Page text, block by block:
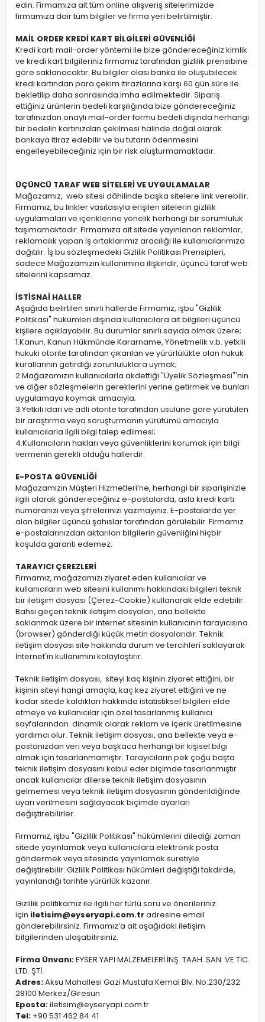
edin. Firmamıza ait tüm online alışveriş sitelerimizde
firmamıza dair tüm bilgiler ve firma yeri belirtilmiştir.
MAİL ORDER KREDİ KART BİLGİLERİ GÜVENLİĞİ
Kredi kartı mail-order yöntemi ile bize göndereceğiniz kimlik
ve kredi kart bilgileriniz firmamız tarafından gizlilik prensibine
göre saklanacaktır. Bu bilgiler olası banka ile oluşubilecek
kredi kartından para çekim itirazlarına karşı 60 gün süre ile
bekletilip daha sonrasında imha edilmektedir. Sipariş
ettiğiniz ürünlerin bedeli karşılığında bize göndereceğiniz
tarafınızdan onaylı mail-order formu bedeli dışında herhangi
bir bedelin kartınızdan çekilmesi halinde doğal olarak
bankaya itiraz edebilir ve bu tutarın ödenmesini
engelleyebileceğiniz için bir risk oluşturmamaktadır.
ÜÇÜNCÜ TARAF WEB SİTELERİ VE UYGULAMALAR
Mağazamız, web sitesi dâhilinde başka sitelere link verebilir.
Firmamız, bu linkler vasıtasıyla erişilen sitelerin gizlilik
uygulamaları ve içeriklerine yönelik herhangi bir sorumluluk
taşımamaktadır. Firmamıza ait sitede yayınlanan reklamlar,
reklamcılık yapan iş ortaklarımız aracılığı ile kullanıcılarımıza
dağıtılır. İş bu sözleşmedeki Gizlilik Politikası Prensipleri,
sadece Mağazamızın kullanımına ilişkindir, üçüncü taraf web
sitelerini kapsamaz.
İSTİSNAİ HALLER
Aşağıda belirtilen sınırlı hallerde Firmamız, işbu "Gizlilik
Politikası" hükümleri dışında kullanıcılara ait bilgileri üçüncü
kişilere açıklayabilir. Bu durumlar sınırlı sayıda olmak üzere;
1.Kanun, Kanun Hükmünde Kararname, Yönetmelik v.b. yetkili
hukuki otorite tarafından çıkarılan ve yürürlülükte olan hukuk
kurallarının getirdiği zorunluluklara uymak;
2.Mağazamızın kullanıcılarla akdettiği "Üyelik Sözleşmesi"'nin
ve diğer sözleşmelerin gereklerini yerine getirmek ve bunları
uygulamaya koymak amacıyla;
3.Yetkili idari ve adli otorite tarafından usulüne göre yürütülen
bir araştırma veya soruşturmanın yürütümü amacıyla
kullanıcılarla ilgili bilgi talep edilmesi;
4.Kullanıcıların hakları veya güvenliklerini korumak için bilgi
vermenin gerekli olduğu hallerdir.
E-POSTA GÜVENLİĞİ
Mağazamızın Müşteri Hizmetleri’ne, herhangi bir siparişinizle
ilgili olarak göndereceğiniz e-postalarda, asla kredi kartı
numaranızı veya şifrelerinizi yazmayınız. E-postalarda yer
alan bilgiler üçüncü şahıslar tarafından görülebilir. Firmamız
e-postalarınızdan aktarılan bilgilerin güvenliğini hiçbir
koşulda garanti edemez.
TARAYICI ÇEREZLERİ
Firmamız, mağazamızı ziyaret eden kullanıcılar ve
kullanıcıların web sitesini kullanımı hakkındaki bilgileri teknik
bir iletişim dosyası (Çerez-Cookie) kullanarak elde edebilir.
Bahsi geçen teknik iletişim dosyaları, ana bellekte
saklanmak üzere bir internet sitesinin kullanıcının tarayıcısına
(browser) gönderdiği küçük metin dosyalarıdır. Teknik
iletişim dosyası site hakkında durum ve tercihleri saklayarak
İnternet'in kullanımını kolaylaştırır.
Teknik iletişim dosyası, siteyi kaç kişinin ziyaret ettiğini, bir
kişinin siteyi hangi amaçla, kaç kez ziyaret ettiğini ve ne
kadar sitede kaldıkları hakkında istatistiksel bilgileri elde
etmeye ve kullanıcılar için özel tasarlanmış kullanıcı
sayfalarından dinamik olarak reklam ve içerik üretilmesine
yardımcı olur. Teknik iletişim dosyası, ana bellekte veya e-
postanızdan veri veya başkaca herhangi bir kişisel bilgi
almak için tasarlanmamıştır. Tarayıcıların pek çoğu başta
teknik iletişim dosyasını kabul eder biçimde tasarlanmıştır
ancak kullanıcılar dilerse teknik iletişim dosyasının
gelmemesi veya teknik iletişim dosyasının gönderildiğinde
uyarı verilmesini sağlayacak biçimde ayarları
değiştirebilirler.
Firmamız, işbu "Gizlilik Politikası" hükümlerini dilediği zaman
sitede yayınlamak veya kullanıcılara elektronik posta
göndermek veya sitesinde yayınlamak suretiyle
değiştirebilir. Gizlilik Politikası hükümleri değiştiği takdirde,
yayınlandığı tarihte yürürlük kazanır.
Gizlilik politikamız ile ilgili her türlü soru ve önerileriniz
için iletisim@eyseryapi.com.tradresine email
gönderebilirsiniz. Firmamız’a ait aşağıdaki iletişim
bilgilerinden ulaşabilirsiniz.
Firma Ünvanı:EYSER YAPI MALZEMELERİ İNŞ. TAAH. SAN. VE TİC.
LTD. ŞTİ.
Adres:Aksu Mahallesi Gazi Mustafa Kemal Blv. No:230/232
28100 Merkez/Giresun
Eposta:iletisim@eyseryapi.com.tr
Tel: +90 531 462 84 41